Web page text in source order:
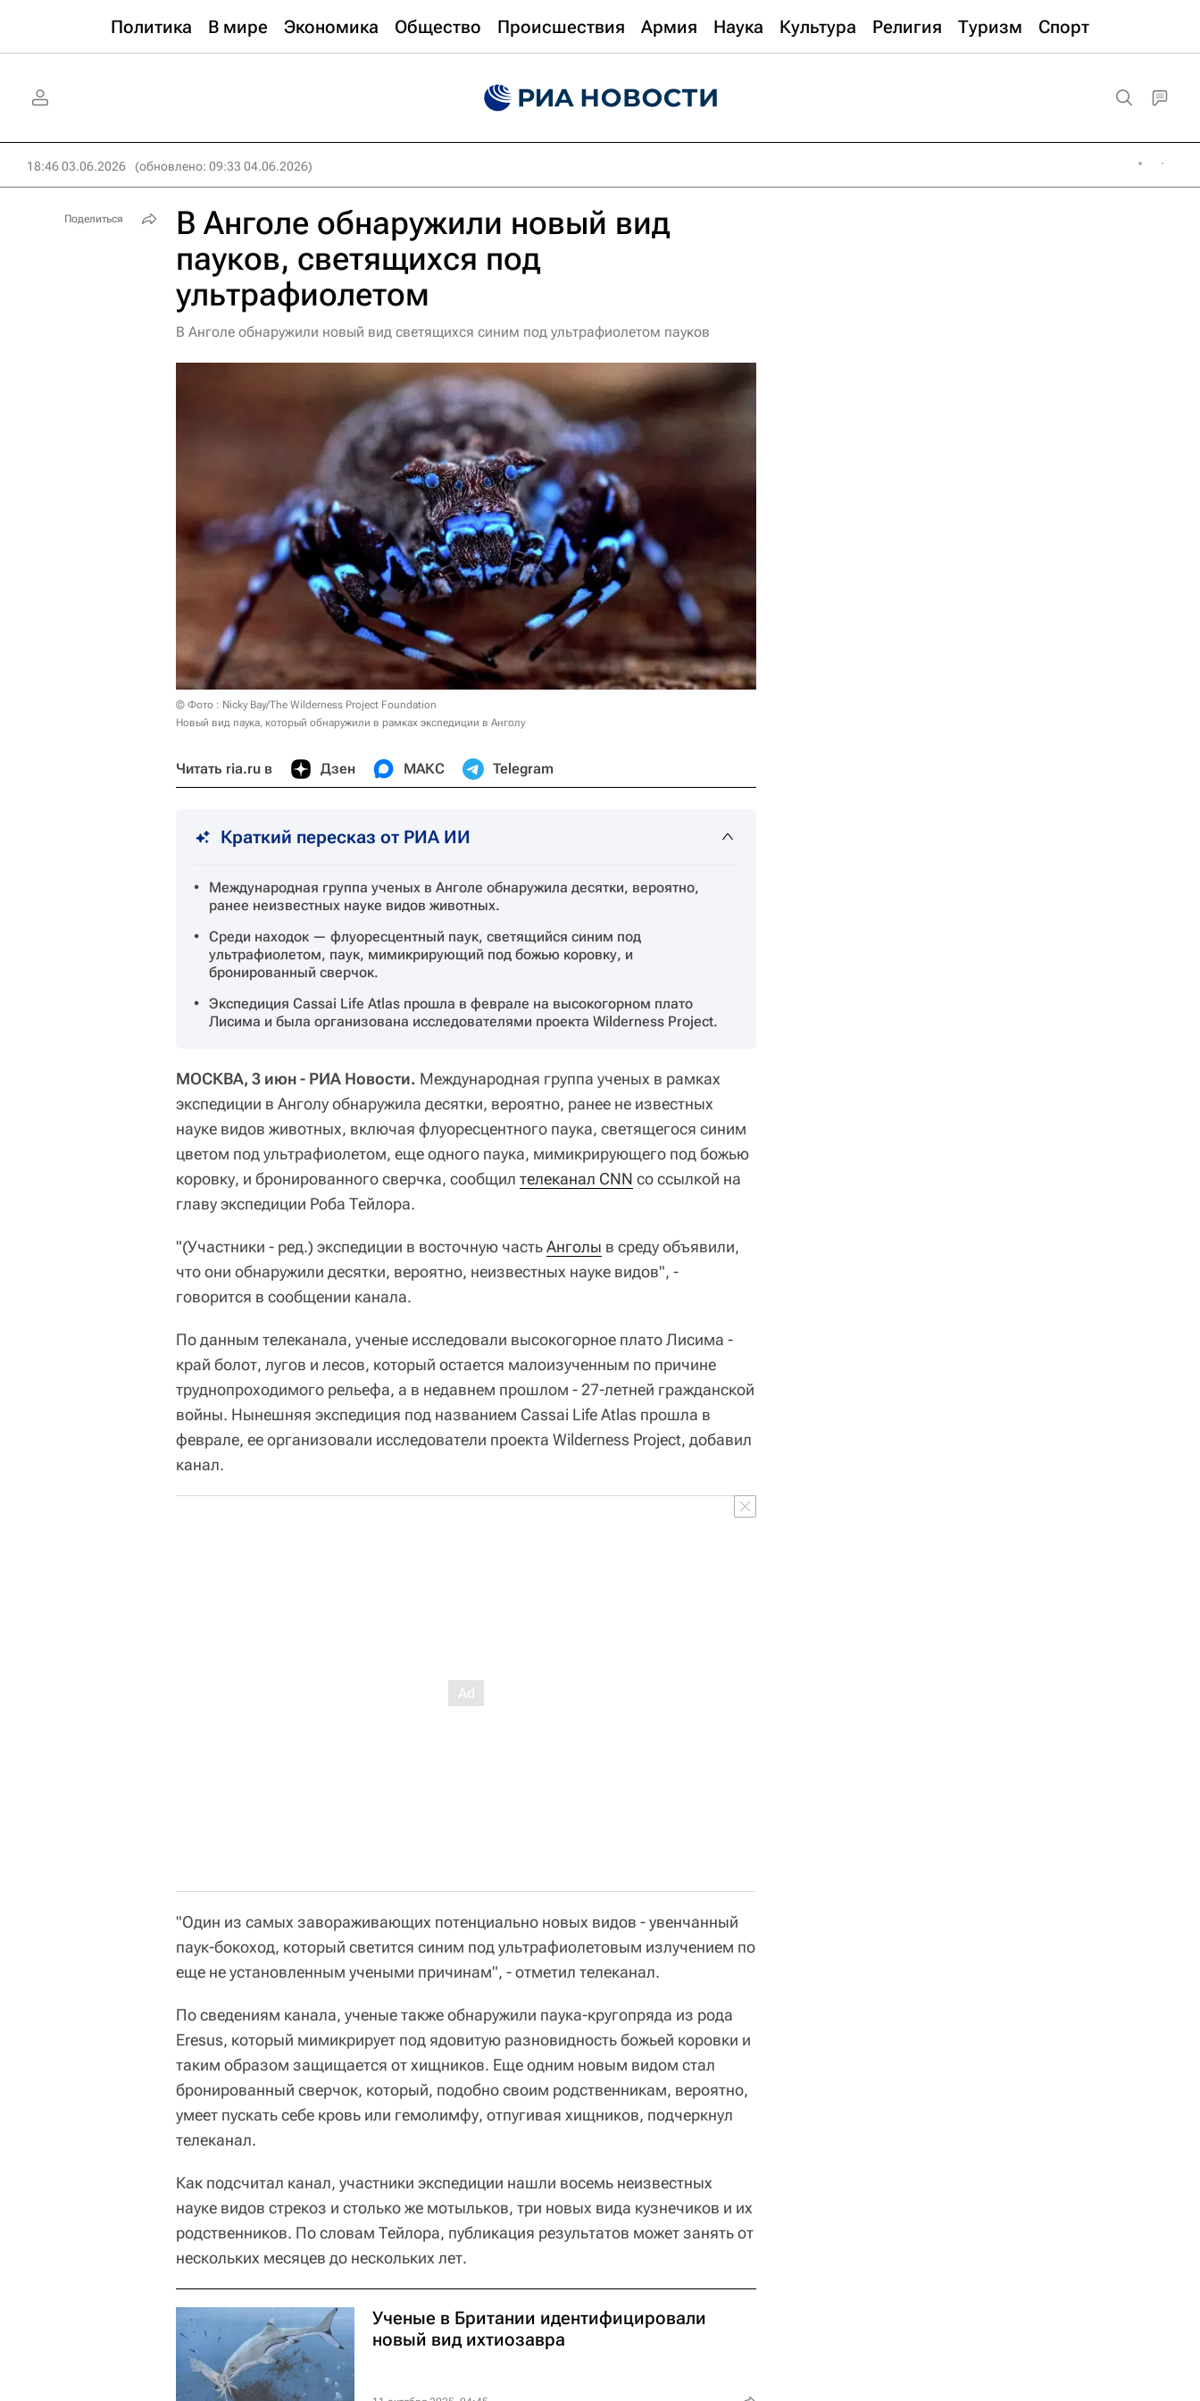
Политика В мире Экономика Общество Происшествия Армия Наука Культура Религия Туризм Спорт
18:46 03.06.2026 (обновлено: 09:33 04.06.2026)
В Анголе обнаружили новый вид
пауков, светящихся под
ультрафиолетом
В Анголе обнаружили новый вид светящихся синим под ультрафиолетом пауков
© Фото : Nicky Bay/The Wilderness Project Foundation
Новый вид паука, который обнаружили в рамках экспедиции в Анголу
Читать ria.ru в Дзен МАКС Telegram
Краткий пересказ от РИА ИИ
Международная группа ученых в Анголе обнаружила десятки, вероятно,
ранее неизвестных науке видов животных.
Среди находок — флуоресцентный паук, светящийся синим под
ультрафиолетом, паук, мимикрирующий под божью коровку, и
бронированный сверчок.
Экспедиция Cassai Life Atlas прошла в феврале на высокогорном плато
Лисима и была организована исследователями проекта Wilderness Project.
МОСКВА, 3 июн - РИА Новости. Международная группа ученых в рамках
экспедиции в Анголу обнаружила десятки, вероятно, ранее не известных
науке видов животных, включая флуоресцентного паука, светящегося синим
цветом под ультрафиолетом, еще одного паука, мимикрирующего под божью
коровку, и бронированного сверчка, сообщил телеканал CNN со ссылкой на
главу экспедиции Роба Тейлора.
"(Участники - ред.) экспедиции в восточную частьАнголы в среду объявили,
что они обнаружили десятки, вероятно, неизвестных науке видов", -
говорится в сообщении канала.
По данным телеканала, ученые исследовали высокогорное плато Лисима -
край болот, лугов и лесов, который остается малоизученным по причине
труднопроходимого рельефа, а в недавнем прошлом - 27-летней гражданской
войны. Нынешняя экспедиция под названием Cassai Life Atlas прошла в
феврале, ее организовали исследователи проекта Wilderness Project, добавил
канал.
"Один из самых завораживающих потенциально новых видов - увенчанный
паук-бокоход, который светится синим под ультрафиолетовым излучением по
еще не установленным учеными причинам", - отметил телеканал.
По сведениям канала, ученые также обнаружили паука-кругопряда из рода
Eresus, который мимикрирует под ядовитую разновидность божьей коровки и
таким образом защищается от хищников. Еще одним новым видом стал
бронированный сверчок, который, подобно своим родственникам, вероятно,
умеет пускать себе кровь или гемолимфу, отпугивая хищников, подчеркнул
телеканал.
Как подсчитал канал, участники экспедиции нашли восемь неизвестных
науке видов стрекоз и столько же мотыльков, три новых вида кузнечиков и их
родственников. По словам Тейлора, публикация результатов может занять от
нескольких месяцев до нескольких лет.
Ученые в Британии идентифицировали
новый вид ихтиозавра
Поделиться